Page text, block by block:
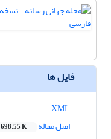
فایل ها
اصل مقاله
698.55 K